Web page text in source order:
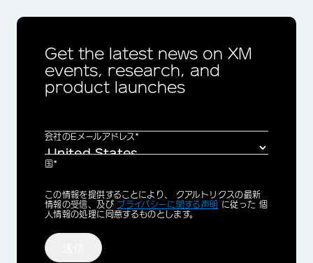
Get the latest news on XM
events, research, and
product launches
会社のEメールアドレス*
国*
Privacy
Optin
この情報を提供することにより、 クアルトリクスの最新
情報の受信、及び プライバシーに関する声明 に従った 個
人情報の処理に同意するものとします。